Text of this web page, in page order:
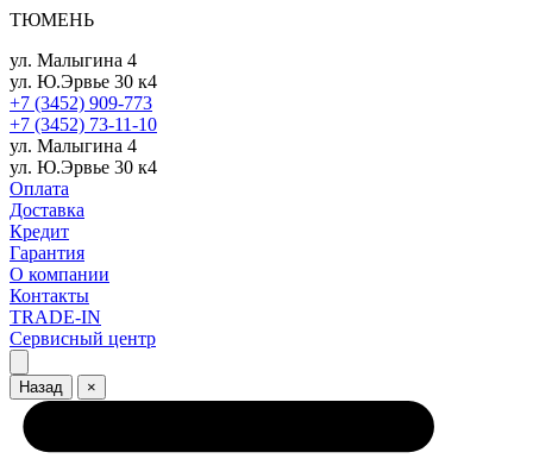
ТЮМЕНЬ
ул. Малыгина 4
ул. Ю.Эрвье 30 к4
+7 (3452) 909-773
+7 (3452) 73-11-10
ул. Малыгина 4
ул. Ю.Эрвье 30 к4
Оплата
Доставка
Кредит
Гарантия
О компании
Контакты
TRADE-IN
Сервисный центр
Назад ×